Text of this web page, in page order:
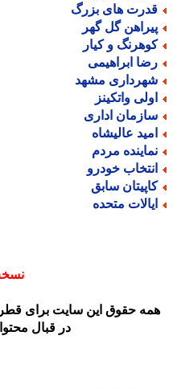
های بزرگ
گل گهر
و کیار
ابراهیمی
مشهد
واتکینز
اداری
عالیشاه
مردم
خودرو
سابق
متحده
نسخه
حقوق این سایت برای
در قبال محتوای